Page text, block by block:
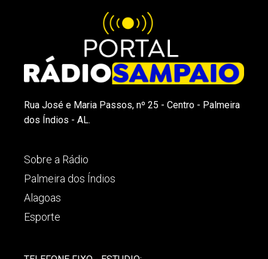
Rua José e Maria Passos, nº 25 - Centro - Palmeira
dos Índios - AL.
Sobre a Rádio
Palmeira dos Índios
Alagoas
Esporte